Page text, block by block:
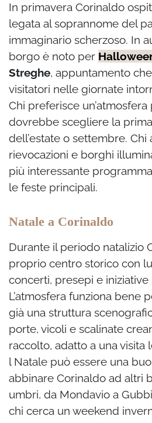
In primavera Corinaldo
legata al soprannome del
immaginario scherzoso. In
borgo è noto per
Streghe, appuntamento
visitatori nelle giornate
Chi preferisce
dovrebbe scegliere la
dell’estate o settembre. Chi
rievocazioni e borghi
più interessante
le feste principali.
Natale a Corinaldo
Durante il periodo natalizio
proprio centro storico con
concerti, presepi e
L’atmosfera funziona bene
già una struttura
porte, vicoli e scalinate
raccolto, adatto a una visita
l Natale può essere una
abbinare Corinaldo ad altri
umbri, da Mondavio a
chi cerca un weekend